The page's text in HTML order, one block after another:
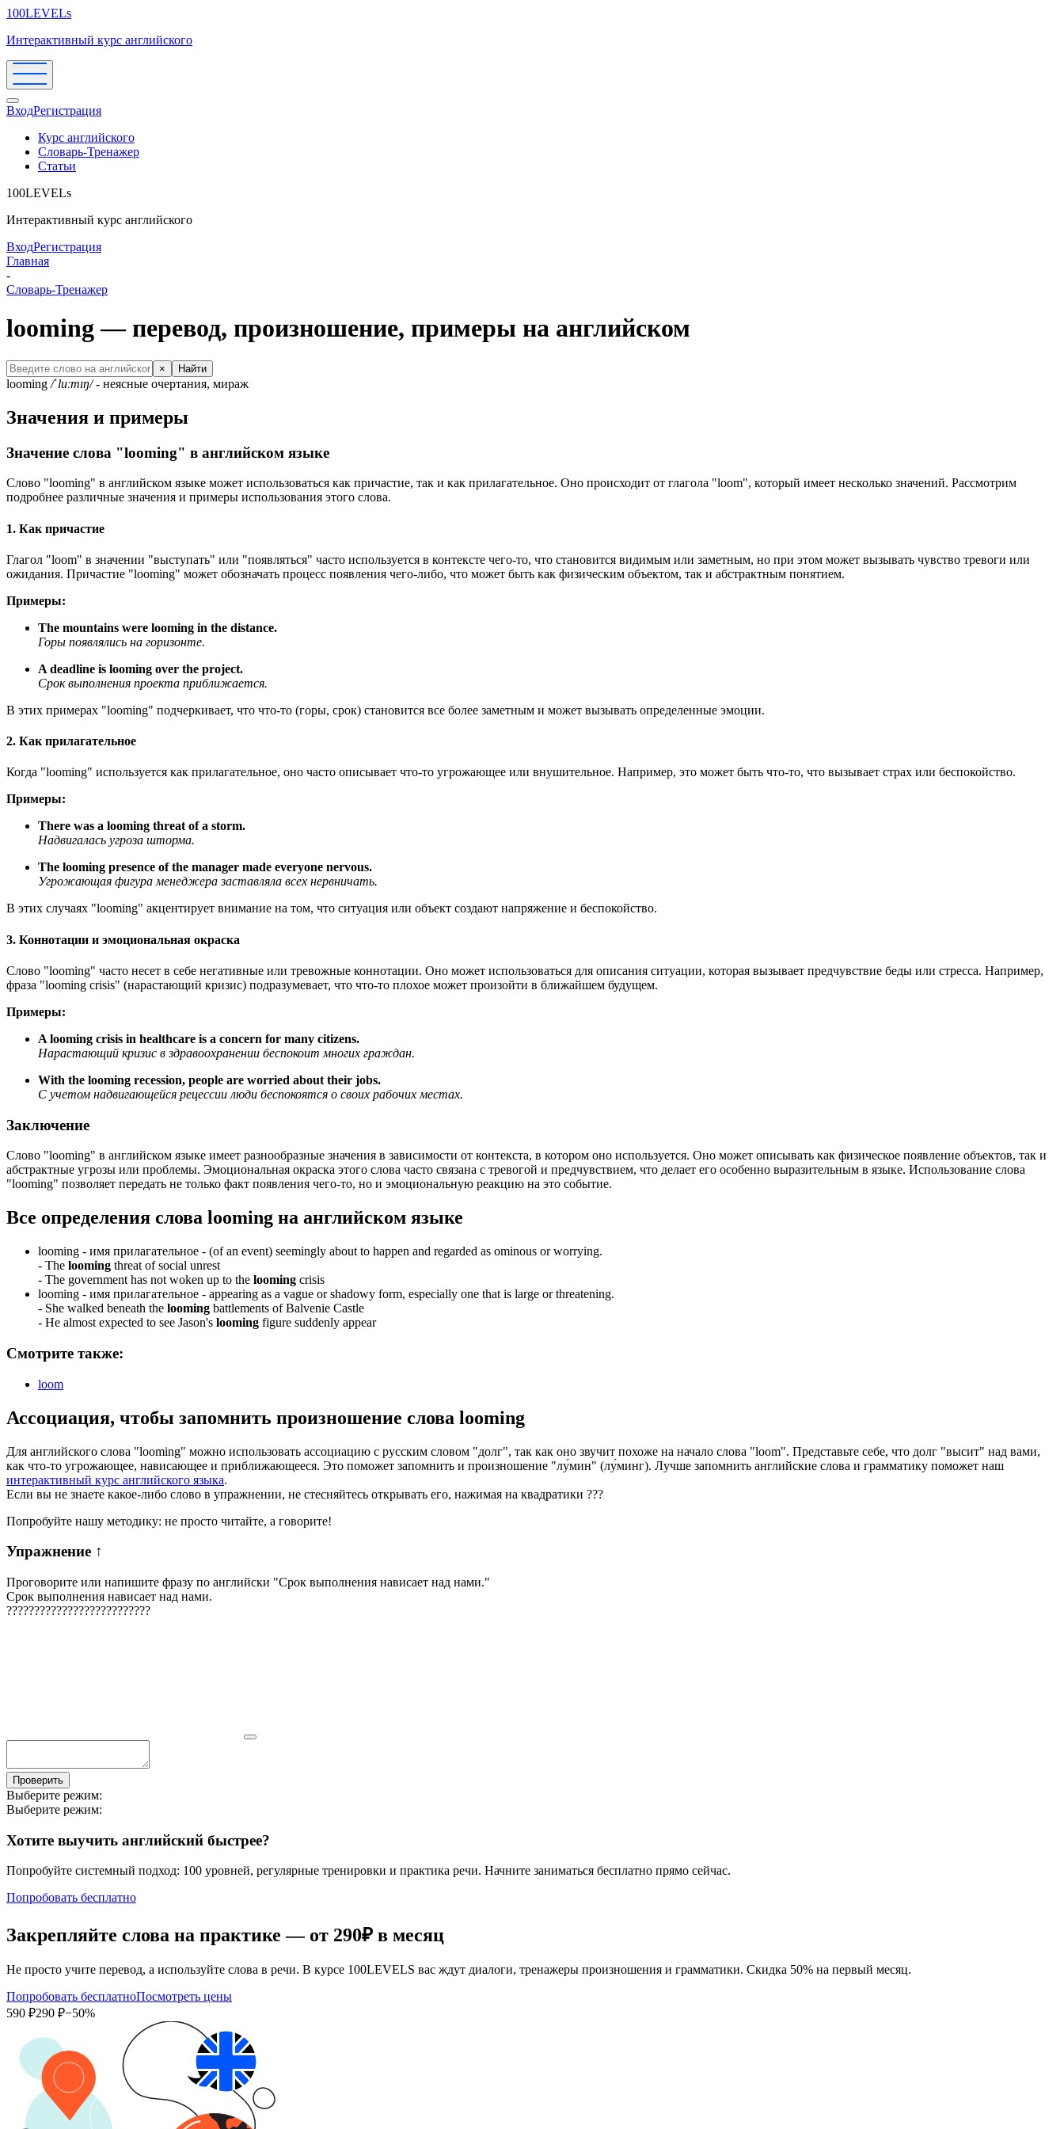
100LEVELs
Интерактивный курс английского
ВходРегистрация
Курс английского
Словарь-Тренажер
Статьи
100LEVELs
Интерактивный курс английского
ВходРегистрация
Главная
-
Словарь-Тренажер
looming — перевод, произношение, примеры на английском
× Найти
looming /ˈluːmɪŋ/- неясные очертания, мираж
Значения и примеры
Значение слова "looming" в английском языке
Слово "looming" в английском языке может использоваться как причастие, так и как прилагательное. Оно происходит от глагола "loom", который имеет несколько значений. Рассмотрим
подробнее различные значения и примеры использования этого слова.
1. Как причастие
Глагол "loom" в значении "выступать" или "появляться" часто используется в контексте чего-то, что становится видимым или заметным, но при этом может вызывать чувство тревоги или
ожидания. Причастие "looming" может обозначать процесс появления чего-либо, что может быть как физическим объектом, так и абстрактным понятием.
Примеры:
The mountains were looming in the distance.
Горы появлялись на горизонте.
A deadline is looming over the project.
Срок выполнения проекта приближается.
В этих примерах "looming" подчеркивает, что что-то (горы, срок) становится все более заметным и может вызывать определенные эмоции.
2. Как прилагательное
Когда "looming" используется как прилагательное, оно часто описывает что-то угрожающее или внушительное. Например, это может быть что-то, что вызывает страх или беспокойство.
Примеры:
There was a looming threat of a storm.
Надвигалась угроза шторма.
The looming presence of the manager made everyone nervous.
Угрожающая фигура менеджера заставляла всех нервничать.
В этих случаях "looming" акцентирует внимание на том, что ситуация или объект создают напряжение и беспокойство.
3. Коннотации и эмоциональная окраска
Слово "looming" часто несет в себе негативные или тревожные коннотации. Оно может использоваться для описания ситуации, которая вызывает предчувствие беды или стресса. Например,
фраза "looming crisis" (нарастающий кризис) подразумевает, что что-то плохое может произойти в ближайшем будущем.
Примеры:
A looming crisis in healthcare is a concern for many citizens.
Нарастающий кризис в здравоохранении беспокоит многих граждан.
With the looming recession, people are worried about their jobs.
С учетом надвигающейся рецессии люди беспокоятся о своих рабочих местах.
Заключение
Слово "looming" в английском языке имеет разнообразные значения в зависимости от контекста, в котором оно используется. Оно может описывать как физическое появление объектов, так и
абстрактные угрозы или проблемы. Эмоциональная окраска этого слова часто связана с тревогой и предчувствием, что делает его особенно выразительным в языке. Использование слова
"looming" позволяет передать не только факт появления чего-то, но и эмоциональную реакцию на это событие.
Все определения слова looming на английском языке
looming - имя прилагательное - (of an event) seemingly about to happen and regarded as ominous or worrying.
- The looming threat of social unrest
- The government has not woken up to the looming crisis
looming - имя прилагательное - appearing as a vague or shadowy form, especially one that is large or threatening.
- She walked beneath the looming battlements of Balvenie Castle
- He almost expected to see Jason's looming figure suddenly appear
Смотрите также:
loom
Ассоциация, чтобы запомнить произношение слова looming
Для английского слова "looming" можно использовать ассоциацию с русским словом "долг", так как оно звучит похоже на начало слова "loom". Представьте себе, что долг "высит" над вами,
как что-то угрожающее, нависающее и приближающееся. Это поможет запомнить и произношение "лу́мин" (лу́минг). Лучше запомнить английские слова и грамматику поможет наш
интерактивный курс английского языка.
Если вы не знаете какое-либо слово в упражнении, не стесняйтесь открывать его, нажимая на квадратики ???
Попробуйте нашу методику: не просто читайте, а говорите!
Упражнение ↑
Проговорите или напишите фразу по английски "Срок выполнения нависает над нами."
Срок выполнения нависает над нами.
??????????????????????????
Проверить
Выберите режим:
Выберите режим:
Хотите выучить английский быстрее?
Попробуйте системный подход: 100 уровней, регулярные тренировки и практика речи. Начните заниматься бесплатно прямо сейчас.
Попробовать бесплатно
Закрепляйте слова на практике — от 290₽ в месяц
Не просто учите перевод, а используйте слова в речи. В курсе 100LEVELS вас ждут диалоги, тренажеры произношения и грамматики. Скидка 50% на первый месяц.
Попробовать бесплатноПосмотреть цены
590 ₽290 ₽−50%